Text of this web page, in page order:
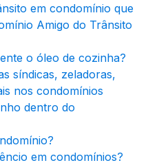
em condomínio que
Amigo do Trânsito
o óleo de cozinha?
síndicas, zeladoras,
nos condomínios
dentro do
em condomínios?